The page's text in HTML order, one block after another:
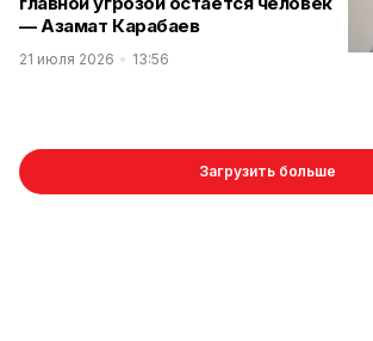
— Азамат Карабаев
21 июля 2026 13:56
Загрузить больше